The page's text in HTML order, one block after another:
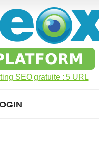
SEO gratuite : 5 URL